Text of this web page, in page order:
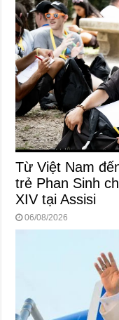
Từ Việt Nam
trẻ Phan Sinh
XIV tại Assisi
06/08/2026